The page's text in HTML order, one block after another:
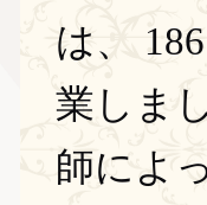
は、
業しま
師によ